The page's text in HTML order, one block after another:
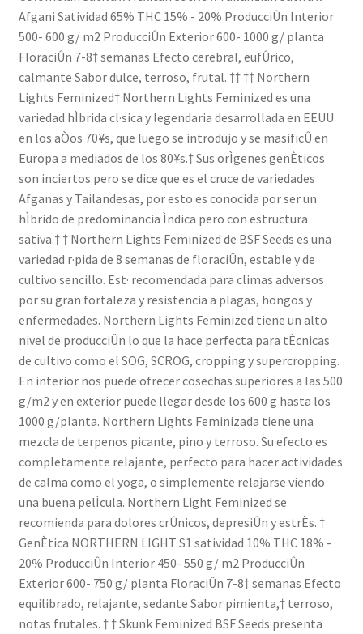
Afgani Satividad 65% THC 15% - 20% ProducciÛn Interior
500- 600 g/ m2 ProducciÛn Exterior 600- 1000 g/ planta
FloraciÛn 7-8† semanas Efecto cerebral, eufÛrico,
calmante Sabor dulce, terroso, frutal. †† †† Northern
Lights Feminized† Northern Lights Feminized es una
variedad hÌbrida cl·sica y legendaria desarrollada en EEUU
en los aÒos 70¥s, que luego se introdujo y se masificÛ en
Europa a mediados de los 80¥s.† Sus orÌgenes genÈticos
son inciertos pero se dice que es el cruce de variedades
Afganas y Tailandesas, por esto es conocida por ser un
hÌbrido de predominancia Ìndica pero con estructura
sativa.† † Northern Lights Feminized de BSF Seeds es una
variedad r·pida de 8 semanas de floraciÛn, estable y de
cultivo sencillo. Est· recomendada para climas adversos
por su gran fortaleza y resistencia a plagas, hongos y
enfermedades. Northern Lights Feminized tiene un alto
nivel de producciÛn lo que la hace perfecta para tÈcnicas
de cultivo como el SOG, SCROG, cropping y supercropping.
En interior nos puede ofrecer cosechas superiores a las 500
g/m2 y en exterior puede llegar desde los 600 g hasta los
1000 g/planta. Northern Lights Feminizada tiene una
mezcla de terpenos picante, pino y terroso. Su efecto es
completamente relajante, perfecto para hacer actividades
de calma como el yoga, o simplemente relajarse viendo
una buena pelÌcula. Northern Light Feminized se
recomienda para dolores crÛnicos, depresiÛn y estrÈs. †
GenÈtica NORTHERN LIGHT S1 satividad 10% THC 18% -
20% ProducciÛn Interior 450- 550 g/ m2 ProducciÛn
Exterior 600- 750 g/ planta FloraciÛn 7-8† semanas Efecto
equilibrado, relajante, sedante Sabor pimienta,† terroso,
notas frutales. † † Skunk Feminized BSF Seeds presenta